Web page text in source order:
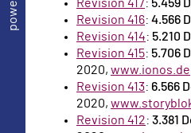
Revision 417: 5.459
Revision 416: 4.566
Revision 414: 5.210
Revision 415: 5.706
2020, www.ionos.de
Revision 413: 6.566
2020,
Revision 412: 3.381